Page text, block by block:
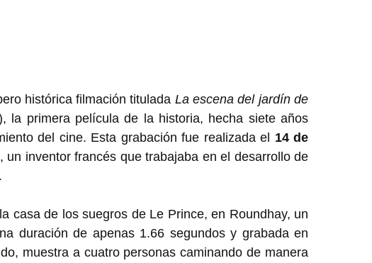
histórica filmación titulada La escena del jardín de
la primera película de la historia, hecha siete años
del cine. Esta grabación fue realizada el 14 de
un inventor francés que trabajaba en el desarrollo de
casa de los suegros de Le Prince, en Roundhay, un
duración de apenas 1.66 segundos y grabada en
muestra a cuatro personas caminando de manera